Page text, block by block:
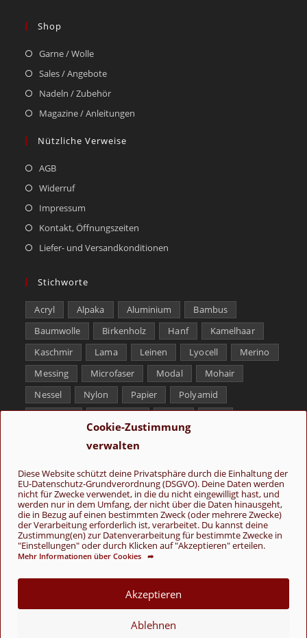
Cookie-Zustimmung
verwalten
Diese Website schützt deine Privatsphäre durch die Einhaltung der
EU-Datenschutz-Grundverordnung (DSGVO). Deine Daten werden
nicht für Zwecke verwendet, in die du nicht eingewilligt hast, und
werden nur in dem Umfang, der nicht über die Daten hinausgeht,
die in Bezug auf einen bestimmten Zweck (oder mehrere Zwecke)
der Verarbeitung erforderlich ist, verarbeitet. Du kannst deine
Zustimmung(en) zur Datenverarbeitung für bestimmte Zwecke in
"Einstellungen" oder durch Klicken auf "Akzeptieren" erteilen.
Mehr Informationen über Cookies ➦
Akzeptieren
Ablehnen
Shop
Garne / Wolle
Sales / Angebote
Nadeln / Zubehör
Magazine / Anleitungen
Nützliche Verweise
AGB
Widerruf
Impressum
Kontakt, Öffnungszeiten
Liefer- und Versandkonditionen
Stichworte
Acryl Alpaka Aluminium
Bambus
Baumwolle
Birkenholz Hanf
Kamelhaar
Kaschmir
Lama Leinen Lyocell
Merino
Messing
Microfaser Modal
Mohair
Nessel
Nylon Papier
Polyamid
Folge uns
Über uns
Cookie-Richtlinie (EU)
© Copyright 2026 - Wolle & Schönes